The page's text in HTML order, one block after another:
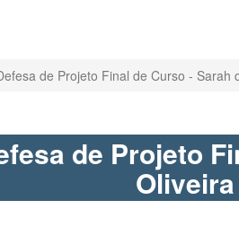
de Projeto Final de Curso - Sarah
de Projeto